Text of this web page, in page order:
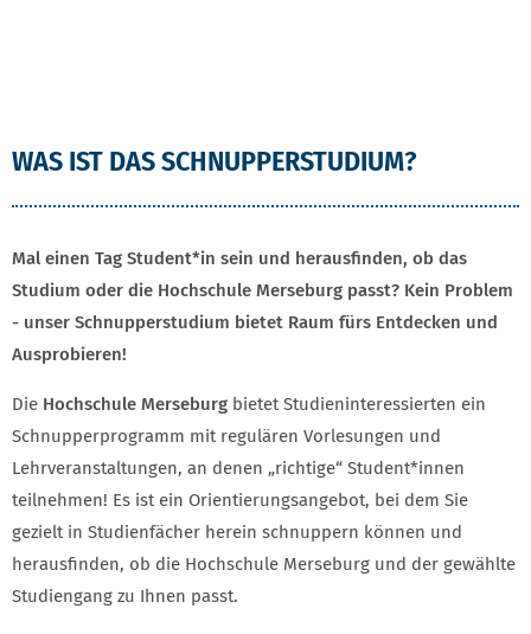
SCHNUPPERSTUDIUM INFOBOX
WAS IST DAS SCHNUPPERSTUDIUM?
Mal einen Tag Student*in sein und herausfinden, ob das
Studium oder die Hochschule Merseburg passt? Kein Problem
- unser Schnupperstudium bietet Raum fürs Entdecken und
Ausprobieren!
Die Hochschule Merseburg bietet Studieninteressierten ein
Schnupperprogramm mit regulären Vorlesungen und
Lehrveranstaltungen, an denen „richtige“ Student*innen
teilnehmen! Es ist ein Orientierungsangebot, bei dem Sie
gezielt in Studienfächer herein schnuppern können und
herausfinden, ob die Hochschule Merseburg und der gewählte
Studiengang zu Ihnen passt.